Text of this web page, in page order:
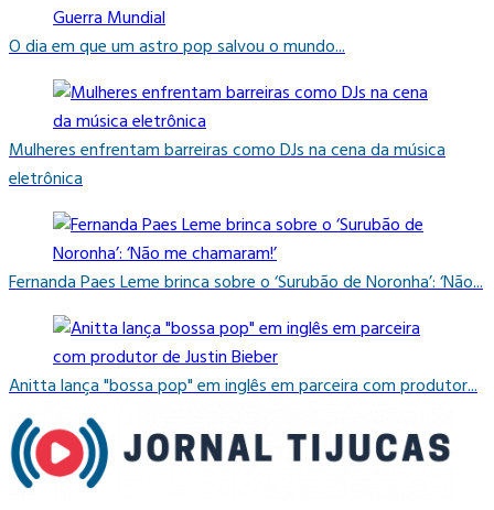
O dia em que um astro pop salvou o mundo...
Mulheres enfrentam barreiras como DJs na cena da música
eletrônica
Fernanda Paes Leme brinca sobre o ‘Surubão de Noronha’: ‘Não...
Anitta lança "bossa pop" em inglês em parceira com produtor...